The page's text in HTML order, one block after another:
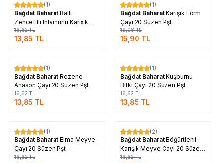
%17
(1)
Bağdat Baharat Ballı
Zencefilli Ihlamurlu Karışık
Bitki Çayı 20 Süzen Pşt
16,62TL
13,85 TL
%17
(1)
Bağdat Baharat Karışık Form
Çayı 20 Süzen Pşt
19,08TL
15,90 TL
%17
(1)
Bağdat Baharat Rezene -
Anason Çayı 20 Süzen Pşt
16,62TL
13,85 TL
%17
(1)
Bağdat Baharat Kuşburnu
Bitki Çayı 20 Süzen Pşt
16,62TL
13,85 TL
%17
(1)
Bağdat Baharat Elma Meyve
Çayı 20 Süzen Pşt
16,62TL
%17
(2)
Bağdat Baharat Böğürtlenli
Karışık Meyve Çayı 20 Süzen
Pşt
16,62TL